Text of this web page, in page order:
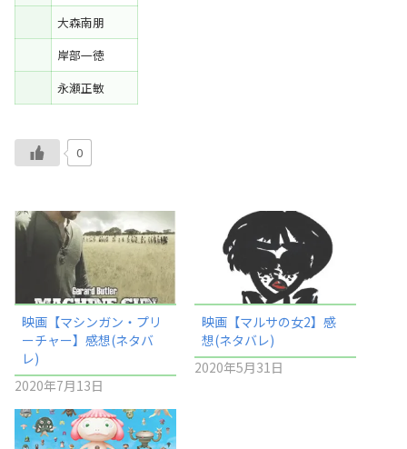
大森南朋
岸部一徳
永瀬正敏
0
映画【マシンガン・プリ
ーチャー】感想(ネタバ
レ)
2020年7月13日
映画【マルサの女2】感
想(ネタバレ)
2020年5月31日